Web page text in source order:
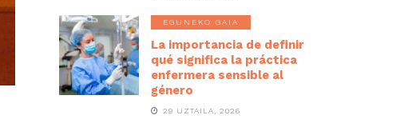
EGUNEKO GAIA
La importancia de definir
qué significa la práctica
enfermera sensible al
género
29 UZTAILA, 2026